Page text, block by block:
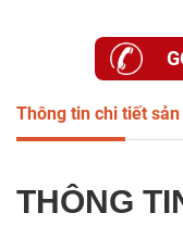
Thông tin chi tiết
THÔNG